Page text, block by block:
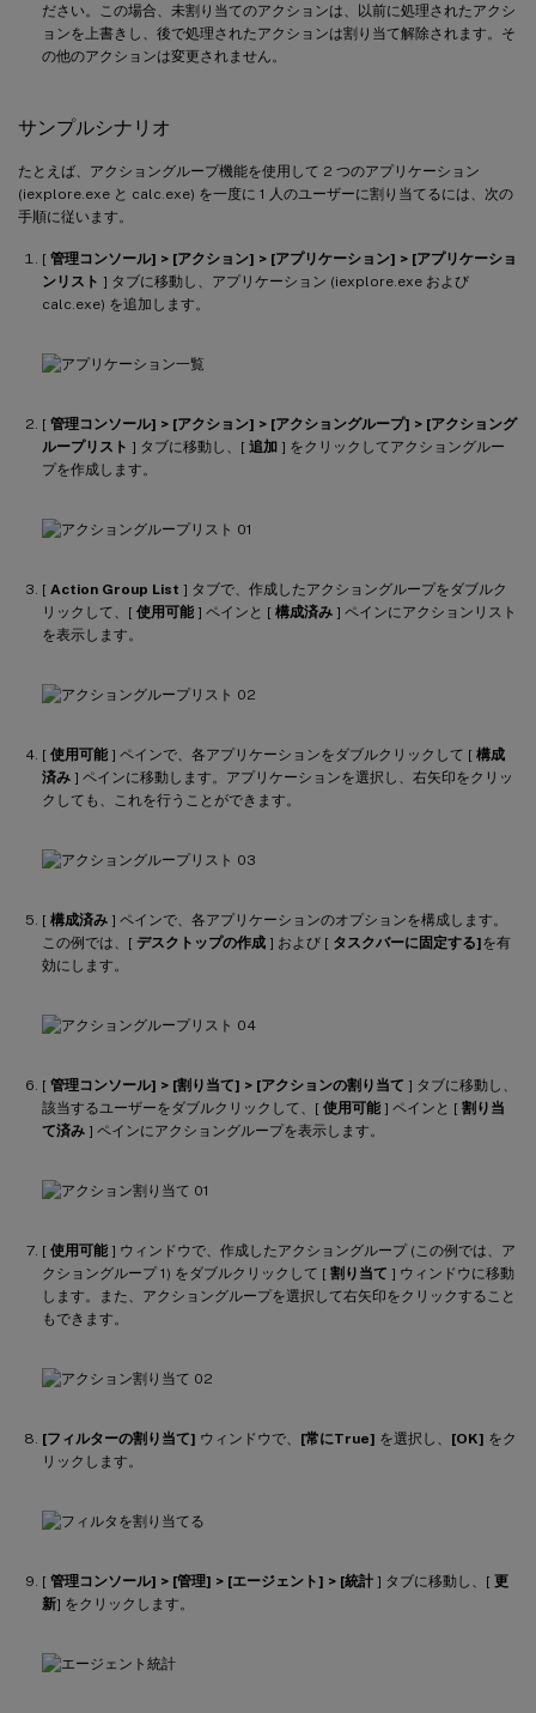
ださい。この場合、未割り当てのアクションは、以前に処理されたアクシ
ョンを上書きし、後で処理されたアクションは割り当て解除されます。そ
の他のアクションは変更されません。
サンプルシナリオ
たとえば、アクショングループ機能を使用して 2 つのアプリケーション
(iexplore.exe と calc.exe) を一度に 1 人のユーザーに割り当てるには、次の
手順に従います。
[ 管理コンソール] > [アクション] > [アプリケーション] > [アプリケーショ
ンリスト ] タブに移動し、アプリケーション (iexplore.exe および
calc.exe) を追加します。
[ 管理コンソール] > [アクション] > [アクショングループ] > [アクショング
ループリスト ] タブに移動し、[ 追加 ] をクリックしてアクショングルー
プを作成します。
[ Action Group List ] タブで、作成したアクショングループをダブルク
リックして、[ 使用可能 ] ペインと [ 構成済み ] ペインにアクションリスト
を表示します。
[ 使用可能 ] ペインで、各アプリケーションをダブルクリックして [ 構成
済み ] ペインに移動します。アプリケーションを選択し、右矢印をクリッ
クしても、これを行うことができます。
[ 構成済み ] ペインで、各アプリケーションのオプションを構成します。
この例では、[ デスクトップの作成 ] および [ タスクバーに固定する]を有
効にします。
[ 管理コンソール] > [割り当て] > [アクションの割り当て ] タブに移動し、
該当するユーザーをダブルクリックして、[ 使用可能 ] ペインと [ 割り当
て済み ] ペインにアクショングループを表示します。
[ 使用可能 ] ウィンドウで、作成したアクショングループ (この例では、ア
クショングループ 1) をダブルクリックして [ 割り当て ] ウィンドウに移動
します。また、アクショングループを選択して右矢印をクリックすること
もできます。
[フィルターの割り当て] ウィンドウで、 [常にTrue] を選択し、 [OK] をク
リックします。
[ 管理コンソール] > [管理] > [エージェント] > [統計 ] タブに移動し、[ 更
新] をクリックします。